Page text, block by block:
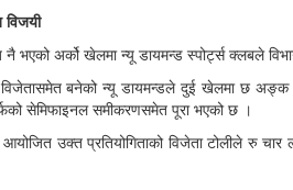
विजयी
भएको अर्को खेलमा न्यू डायमन्ड स्पोर्ट्स क्लबले
बनेको न्यू डायमन्डले दुई खेलमा छ अङ्क
सेमिफाइनल समीकरणसमेत पूरा भएको छ ।
आयोजित उक्त प्रतियोगिताको विजेता टोलीले रु